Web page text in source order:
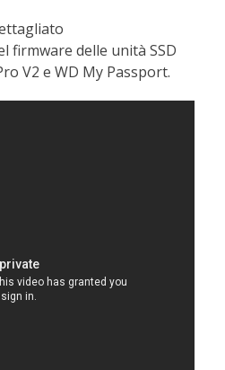
firmware delle unità SSD
V2 e WD My Passport.